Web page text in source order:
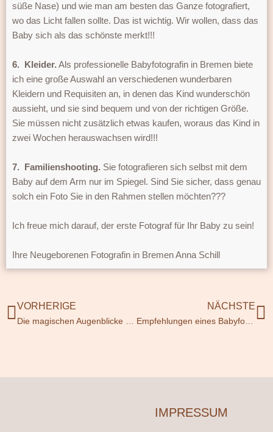
süße Nase) und wie man am besten das Ganze fotografiert,
wo das Licht fallen sollte. Das ist wichtig. Wir wollen, dass das
Baby sich als das schönste merkt!!!
6. Kleider. Als professionelle Babyfotografin in Bremen biete
ich eine große Auswahl an verschiedenen wunderbaren
Kleidern und Requisiten an, in denen das Kind wunderschön
aussieht, und sie sind bequem und von der richtigen Größe.
Sie müssen nicht zusätzlich etwas kaufen, woraus das Kind in
zwei Wochen herauswachsen wird!!!
7. Familienshooting. Sie fotografieren sich selbst mit dem
Baby auf dem Arm nur im Spiegel. Sind Sie sicher, dass genau
solch ein Foto Sie in den Rahmen stellen möchten???
Ich freue mich darauf, der erste Fotograf für Ihr Baby zu sein!
Ihre Neugeborenen Fotografin in Bremen Anna Schill
Prev
VORHERIGE NÄCHSTE
Empfehlungen eines Babyfotografen: Wie man sich auf Familienshootings vorbereitet
IMPRESSUM